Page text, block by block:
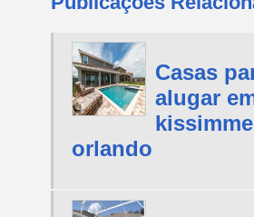
Casas
alugar
orlando